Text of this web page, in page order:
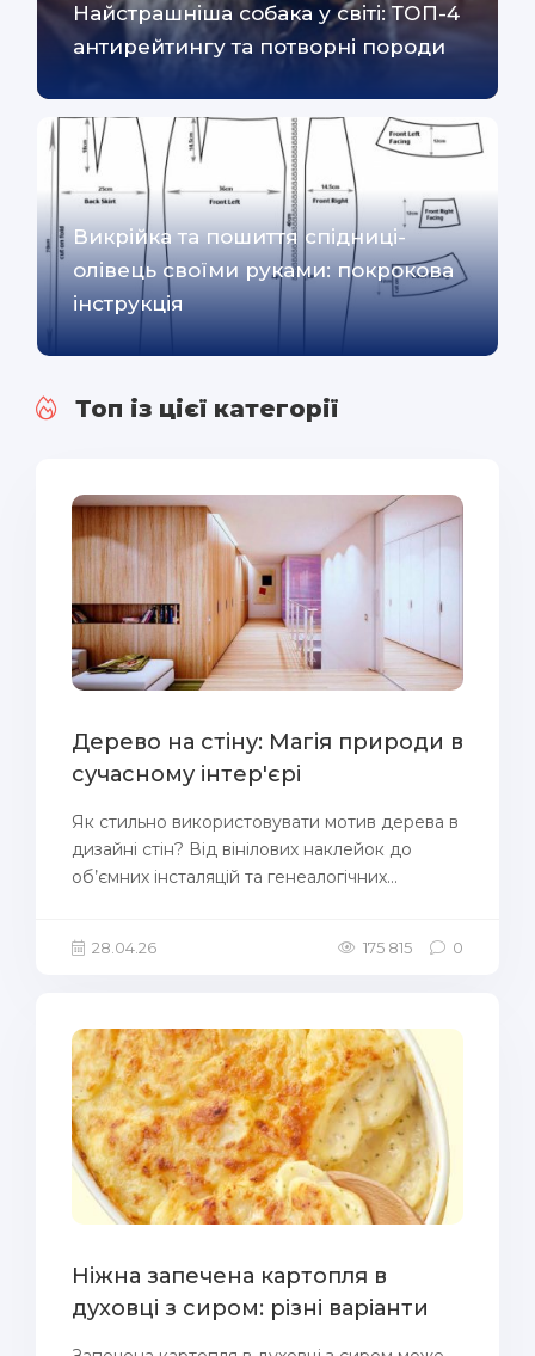
Найстрашніша собака у світі: ТОП-4
антирейтингу та потворні породи
Викрійка та пошиття спідниці-
олівець своїми руками: покрокова
інструкція
Топ із цієї категорії
Дерево на стіну: Магія природи в
сучасному інтер'єрі
Як стильно використовувати мотив дерева в
дизайні стін? Від вінілових наклейок до
об’ємних інсталяцій та генеалогічних...
28.04.26 175 815 0
Ніжна запечена картопля в
духовці з сиром: різні варіанти